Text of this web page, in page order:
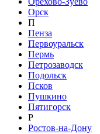
Орск
П
Пенза
Первоуральск
Пермь
Петрозаводск
Подольск
Псков
Пушкино
Пятигорск
Р
Ростов-на-Дону